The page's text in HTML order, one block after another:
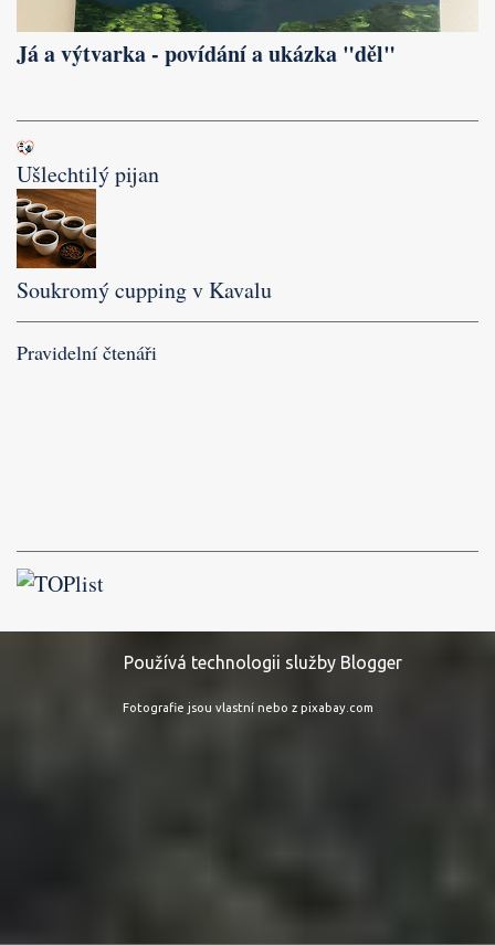
Já a výtvarka - povídání a ukázka "děl"
Ušlechtilý pijan
Soukromý cupping v Kavalu
Pravidelní čtenáři
Používá technologii služby Blogger
Fotografie jsou vlastní nebo z pixabay.com